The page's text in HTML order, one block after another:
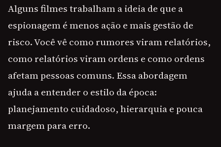
Alguns filmes trabalham a ideia de que a
espionagem é menos ação e mais gestão de
risco. Você vê como rumores viram relatórios,
como relatórios viram ordens e como ordens
afetam pessoas comuns. Essa abordagem
ajuda a entender o estilo da época:
planejamento cuidadoso, hierarquia e pouca
margem para erro.